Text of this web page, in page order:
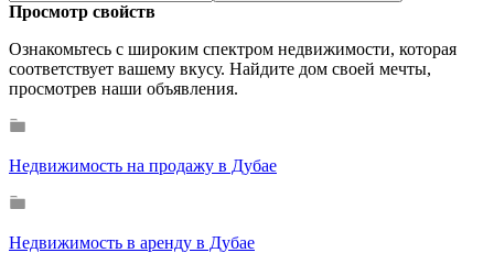
Просмотр свойств
Ознакомьтесь с широким спектром недвижимости, которая
соответствует вашему вкусу. Найдите дом своей мечты,
просмотрев наши объявления.
Недвижимость на продажу в Дубае
Недвижимость в аренду в Дубае